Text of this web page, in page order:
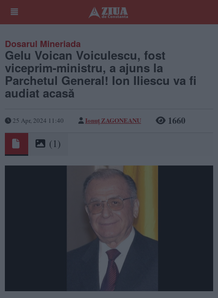
Dosarul Mineriada
Gelu Voican Voiculescu, fost
viceprim-ministru, a ajuns la
Parchetul General! Ion Iliescu va fi
audiat acasă
25 Apr, 2024 11:40 Ionuț ZAGONEANU 1660
(1)